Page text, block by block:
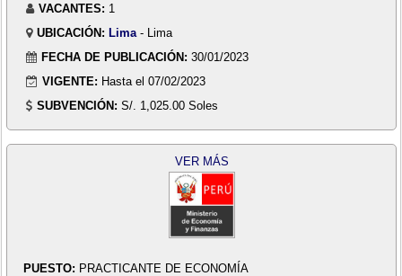
VACANTES: 1
UBICACIÓN: Lima - Lima
FECHA DE PUBLICACIÓN: 30/01/2023
VIGENTE: Hasta el 07/02/2023
SUBVENCIÓN: S/. 1,025.00 Soles
VER MÁS
PUESTO: PRACTICANTE DE ECONOMÍA